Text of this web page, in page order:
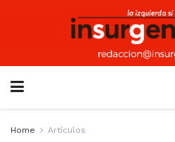
Home Artículos